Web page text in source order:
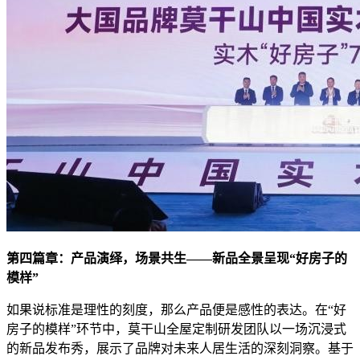
第四篇章：产品演绎，场景共生——新品全景呈现“好房子的
模样”
如果说标准是理性的刻度，那么产品便是感性的表达。在“好
房子的模样”环节中，莫干山全屋定制研发团队以一场沉浸式
的新品发布秀，展示了品牌对未来人居生活的深刻洞察。基于